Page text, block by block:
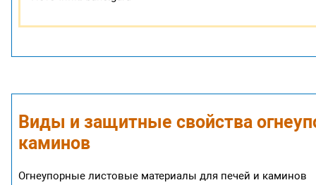
Виды и защитные свойства
каминов
Огнеупорные листовые материалы для печей и каминов